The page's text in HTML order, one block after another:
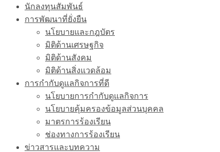
นักลงทุนสัมพันธ์
การพัฒนาที่ยั่งยืน
นโยบายและกฎบัตร
มิติด้านเศรษฐกิจ
มิติด้านสังคม
มิติด้านสิ่งแวดล้อม
การกำกับดูแลกิจการที่ดี
นโยบายการกำกับดูแลกิจการ
นโยบายคุ้มครองข้อมูลส่วนบุคคล
มาตรการร้องเรียน
ช่องทางการร้องเรียน
ข่าวสารและบทความ